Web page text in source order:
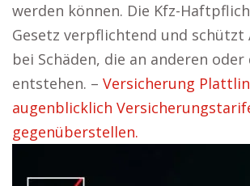
werden können. Die Kfz-
Gesetz verpflichtend und
bei Schäden, die an anderen
entstehen. – Versicherung
augenblicklich
gegenüberstellen.